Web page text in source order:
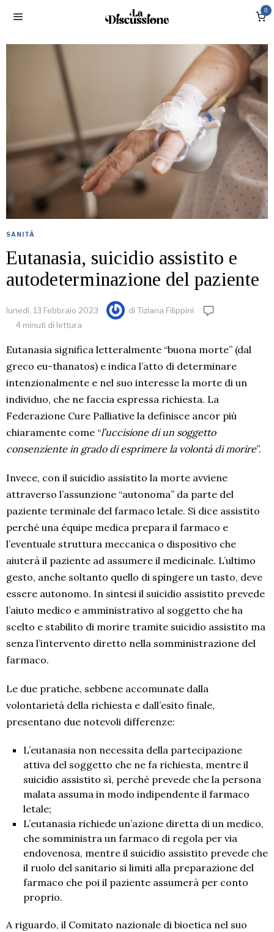
0
SANITÀ
Eutanasia, suicidio assistito e
autodeterminazione del paziente
lunedì, 13 Febbraio 2023 di Tiziana Filippini
4 minuti di lettura
Eutanasia significa letteralmente “buona morte” (dal
greco eu-thanatos) e indica l’atto di determinare
intenzionalmente e nel suo interesse la morte di un
individuo, che ne faccia espressa richiesta. La
Federazione Cure Palliative la definisce ancor più
chiaramente come “l’uccisione di un soggetto
consenziente in grado di esprimere la volontà di morire”.
Invece, con il suicidio assistito la morte avviene
attraverso l’assunzione “autonoma” da parte del
paziente terminale del farmaco letale. Si dice assistito
perché una équipe medica prepara il farmaco e
l’eventuale struttura meccanica o dispositivo che
aiuterà il paziente ad assumere il medicinale. L’ultimo
gesto, anche soltanto quello di spingere un tasto, deve
essere autonomo. In sintesi il suicidio assistito prevede
l’aiuto medico e amministrativo al soggetto che ha
scelto e stabilito di morire tramite suicidio assistito ma
senza l’intervento diretto nella somministrazione del
farmaco.
Le due pratiche, sebbene accomunate dalla
volontarietà della richiesta e dall’esito finale,
presentano due notevoli differenze:
L’eutanasia non necessita della partecipazione
attiva del soggetto che ne fa richiesta, mentre il
suicidio assistito sì, perché prevede che la persona
malata assuma in modo indipendente il farmaco
letale;
L’eutanasia richiede un’azione diretta di un medico,
che somministra un farmaco di regola per via
endovenosa, mentre il suicidio assistito prevede che
il ruolo del sanitario si limiti alla preparazione del
farmaco che poi il paziente assumerà per conto
proprio.
A riguardo, il Comitato nazionale di bioetica nel suo